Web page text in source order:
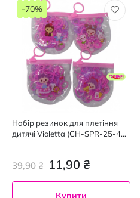
Набір резинок для плетіння
дитячі Violetta (CH-SPR-25-47)
11,90 ₴
39,90 ₴
-70%
Купити